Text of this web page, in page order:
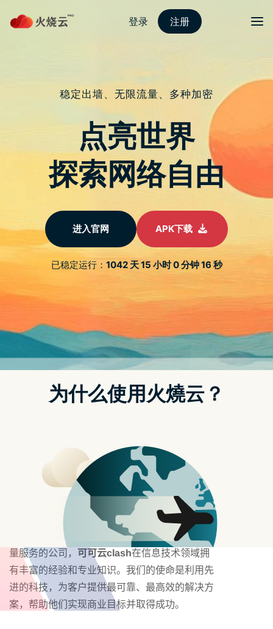
可可云clash
保护隐私，畅游互联网无忧！
介绍可可云官网
成立于1998年，总部位于中国吉林
省德惠市。作为一家专注于创新科技和提供高质
量服务的公司， 可可云clash在信息技术领域拥
有丰富的经验和专业知识。我们的使命是利用先
进的科技，为客户提供最可靠、最高效的解决方
案，帮助他们实现商业目标并取得成功。